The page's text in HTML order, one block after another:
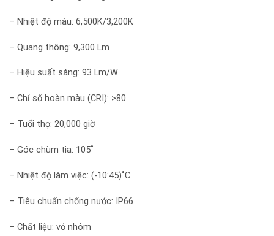
– Nhiệt độ màu: 6,500K/3,200K
– Quang thông: 9,300 Lm
– Hiệu suất sáng: 93 Lm/W
– Chỉ số hoàn màu (CRI): >80
– Tuổi thọ: 20,000 giờ
– Góc chùm tia: 105˚
– Nhiệt độ làm việc: (-10:45)˚C
– Tiêu chuẩn chống nước: IP66
– Chất liệu: vỏ nhôm